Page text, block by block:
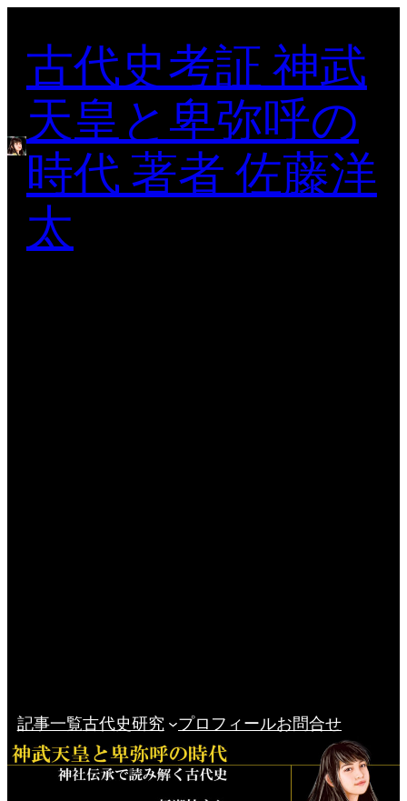
ッ
古代史考証 神武
天皇と卑弥呼の
時代 著者 佐藤洋
太
記事一覧古代史研究 プロフィールお問合せ